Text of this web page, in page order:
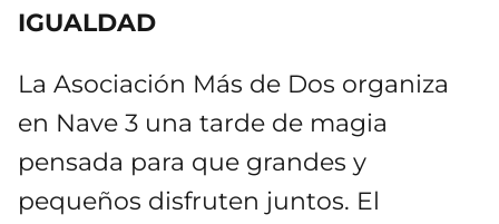
IGUALDAD
La Asociación Más de Dos organiza
en Nave 3 una tarde de magia
pensada para que grandes y
pequeños disfruten juntos. El